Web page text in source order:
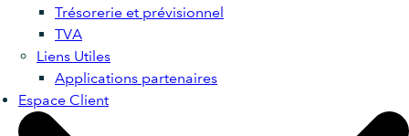
Trésorerie et prévisionnel
TVA
Liens Utiles
Applications partenaires
Espace Client